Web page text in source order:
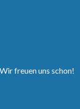
freuen uns schon!